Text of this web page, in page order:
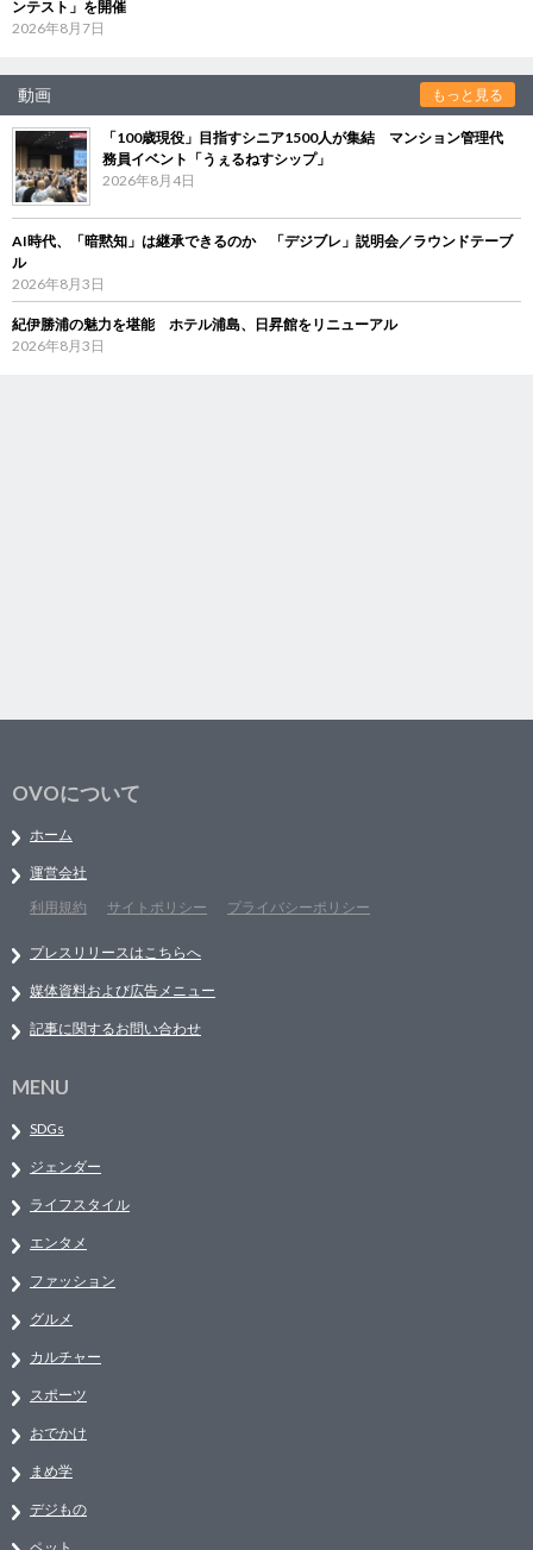
ンテスト」を開催
2026年8月7日
動画 もっと見る
「100歳現役」目指すシニア1500人が集結 マンション管理代
務員イベント「うぇるねすシップ」
2026年8月4日
AI時代、「暗黙知」は継承できるのか 「デジブレ」説明会／ラウンドテーブ
ル
2026年8月3日
紀伊勝浦の魅力を堪能 ホテル浦島、日昇館をリニューアル
2026年8月3日
OVOについて
ホーム
運営会社
利用規約
サイトポリシー プライバシーポリシー
プレスリリースはこちらへ
媒体資料および広告メニュー
記事に関するお問い合わせ
MENU
SDGs
ジェンダー
ライフスタイル
エンタメ
ファッション
グルメ
カルチャー
スポーツ
おでかけ
まめ学
デジもの